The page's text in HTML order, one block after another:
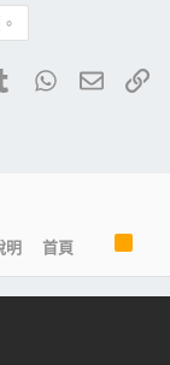
TumblrWhatsApp
電子
明 首頁
S